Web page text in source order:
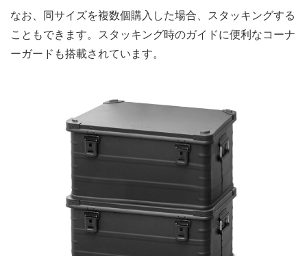
なお、同サイズを複数個購入した場合、スタッキングする
こともできます。スタッキング時のガイドに便利なコーナ
ーガードも搭載されています。